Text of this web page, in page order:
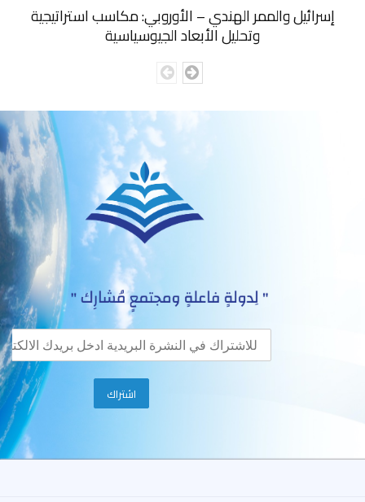
إسرائيل والممر الهندي – الأوروبي: مكاسب استراتيجية
وتحليل الأبعاد الجيوسياسية